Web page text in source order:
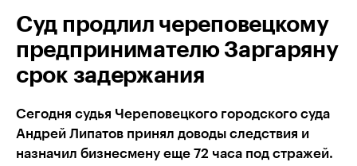
Суд продлил череповецкому
предпринимателю Заргаряну
срок задержания
Сегодня судья Череповецкого городского суда
Андрей Липатов принял доводы следствия и
назначил бизнесмену еще 72 часа под стражей.